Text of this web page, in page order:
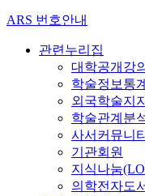
ARS 번호안내
관련누리집
대학공개강
학술정보통
외국학술지
학술관계분
사서커뮤니티
기관회원
지식나눔
의학전자도